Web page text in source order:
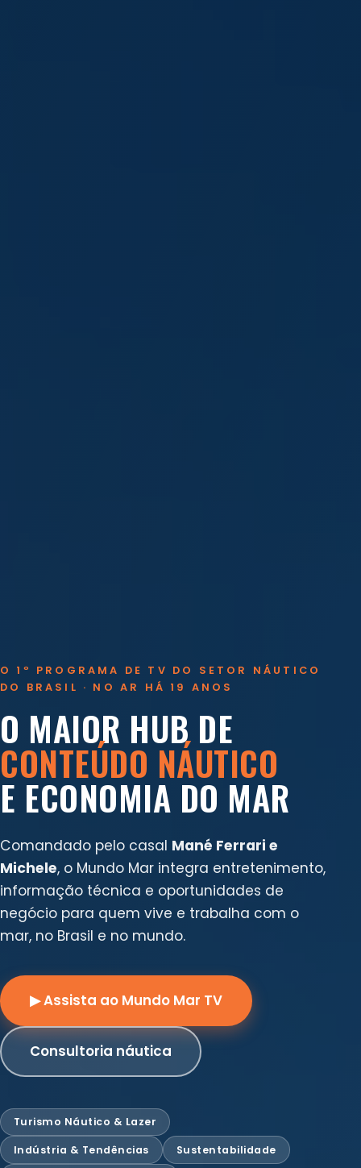
O 1º PROGRAMA DE TV DO SETOR NÁUTICO
DO BRASIL · NO AR HÁ 19 ANOS
O MAIOR HUB DE
CONTEÚDO NÁUTICO
E ECONOMIA DO MAR
Comandado pelo casal Mané Ferrari e
Michele, o Mundo Mar integra entretenimento,
informação técnica e oportunidades de
negócio para quem vive e trabalha com o
mar, no Brasil e no mundo.
▶ Assista ao Mundo Mar TV
Consultoria náutica
Turismo Náutico & Lazer
Indústria & Tendências Sustentabilidade